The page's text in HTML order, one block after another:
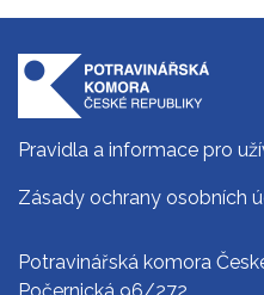
Pravidla a informace pro
Zásady ochrany osobních
Potravinářská komora